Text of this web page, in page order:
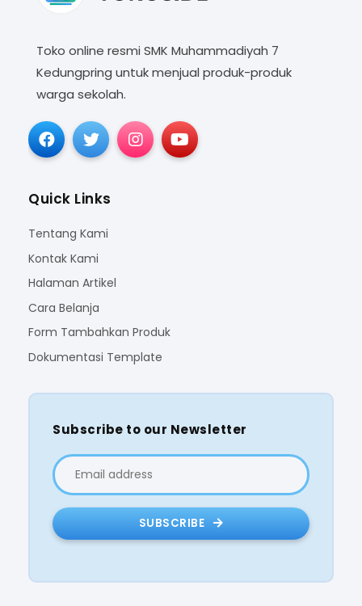
Toko online resmi SMK Muhammadiyah 7
Kedungpring untuk menjual produk-produk
warga sekolah.
Quick Links
Tentang Kami
Kontak Kami
Halaman Artikel
Cara Belanja
Form Tambahkan Produk
Dokumentasi Template
Subscribe to our Newsletter
SUBSCRIBE